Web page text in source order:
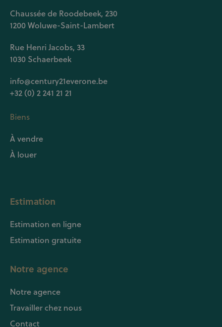
Chaussée de Roodebeek, 230
1200 Woluwe-Saint-Lambert
Rue Henri Jacobs, 33
1030 Schaerbeek
info@century21everone.be
+32 (0) 2 241 21 21
Biens
À vendre
À louer
Estimation
Estimation en ligne
Estimation gratuite
Notre agence
Notre agence
Travailler chez nous
Contact